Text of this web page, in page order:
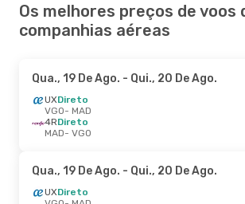
Os melhores preços de voos
companhias aéreas
Qua., 19 De Ago. - Qui., 20 De Ago.
UXDireto
VGO- MAD
4RDireto
MAD- VGO
Qua., 19 De Ago. - Qui., 20 De Ago.
UXDireto